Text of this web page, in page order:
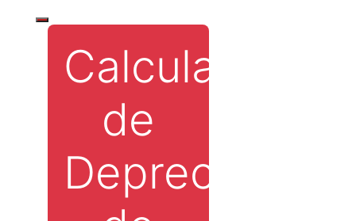
Calculadora
de
Depreciação